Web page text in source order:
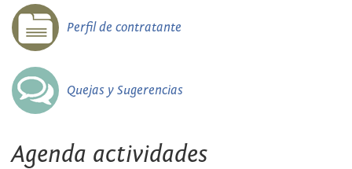
Perfil de contratante
Quejas y Sugerencias
Agenda actividades